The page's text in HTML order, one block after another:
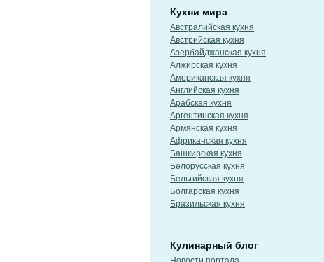
Кухни мира
Австралийская кухня
Австрийская кухня
Азербайджанская кухня
Алжирская кухня
Американская кухня
Английская кухня
Арабская кухня
Аргентинская кухня
Армянская кухня
Африканская кухня
Башкирская кухня
Белорусская кухня
Бельгийская кухня
Болгарская кухня
Бразильская кухня
Кулинарный блог